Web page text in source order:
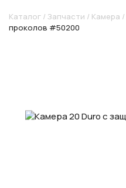
Каталог / Запчасти / Камера /
проколов #50200